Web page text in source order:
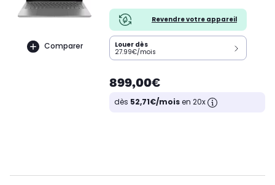
Comparer
Revendre votre appareil
Louer dès
27.99€/mois
899,00€
dès 52,71€/moisen 20x